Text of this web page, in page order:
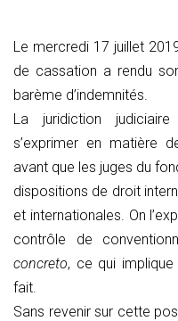
Le mercredi 17 juillet
de cassation a rendu
barème d’indemnités.
La juridiction
s’exprimer en matière
avant que les juges du
dispositions de droit
et internationales. On
contrôle de
concreto, ce qui
fait.
Sans revenir sur cette